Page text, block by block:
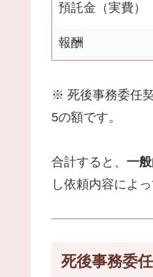
預託金（実費）
報酬
※ 死後事務委任
5の額です。
合計すると、 一
し依頼内容によ
死後事務委